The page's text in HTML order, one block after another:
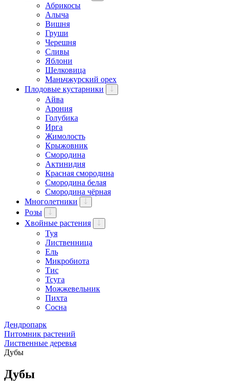
Абрикосы
Алыча
Вишня
Груши
Черешня
Сливы
Яблони
Шелковица
Маньчжурский орех
Плодовые кустарники
Айва
Арония
Голубика
Ирга
Жимолость
Крыжовник
Смородина
Актинидия
Красная смородина
Смородина белая
Смородина чёрная
Многолетники
Розы
Хвойные растения
Туя
Лиственница
Ель
Микробиота
Тис
Тсуга
Можжевельник
Пихта
Сосна
Дендропарк
Питомник растений
Лиственные деревья
Дубы
Дубы